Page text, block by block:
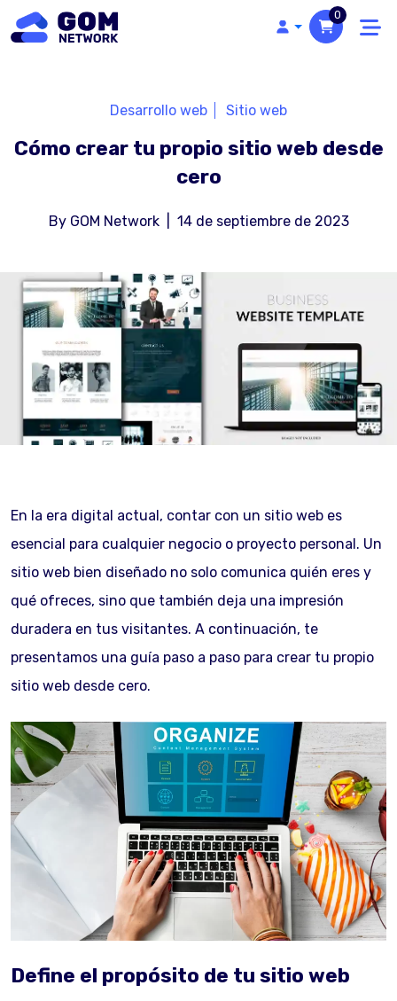
0
Cómo crear tu propio sitio web desde
cero
Desarrollo web Sitio web
By GOM Network 14 de septiembre de 2023
En la era digital actual, contar con un sitio web es
esencial para cualquier negocio o proyecto personal. Un
sitio web bien diseñado no solo comunica quién eres y
qué ofreces, sino que también deja una impresión
duradera en tus visitantes. A continuación, te
presentamos una guía paso a paso para crear tu propio
sitio web desde cero.
Define el propósito de tu sitio web